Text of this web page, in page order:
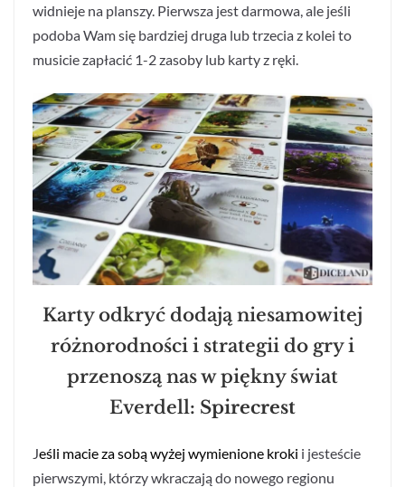
widnieje na planszy. Pierwsza jest darmowa, ale jeśli
podoba Wam się bardziej druga lub trzecia z kolei to
musicie zapłacić 1-2 zasoby lub karty z ręki.
Karty odkryć dodają niesamowitej
różnorodności i strategii do gry i
przenoszą nas w piękny świat
Everdell: Spirecrest
Jeśli macie za sobą wyżej wymienione kroki i jesteście
pierwszymi, którzy wkraczają do nowego regionu